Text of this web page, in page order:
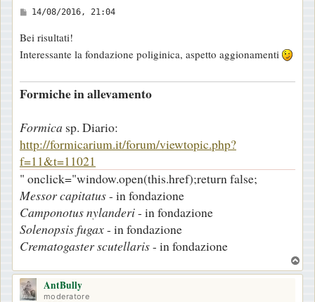
M
s
s
g
i
o
14/08/2016, 21:04
Bei risultati!
Interessante la fondazione poliginica, aspetto aggionamenti
Formiche in allevamento
Formica sp. Diario:
http://formicarium.it/forum/viewtopic.php?
f=11&t=11021
" onclick="window.open(this.href);return false;
Messor capitatus- in fondazione
Camponotus nylanderi- in fondazione
Solenopsis fugax- in fondazione
Crematogaster scutellaris- in fondazione
o
AntBully
moderatore